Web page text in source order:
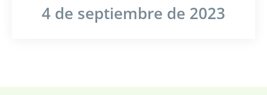
4 de septiembre de 2023